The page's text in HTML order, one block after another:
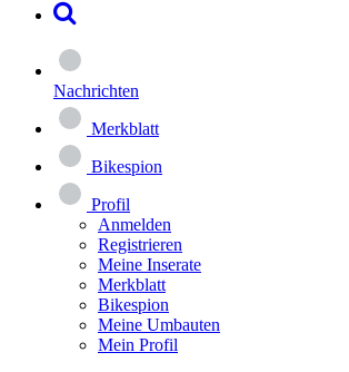
Nachrichten
Merkblatt
Bikespion
Profil
Anmelden
Registrieren
Meine Inserate
Merkblatt
Bikespion
Meine Umbauten
Mein Profil